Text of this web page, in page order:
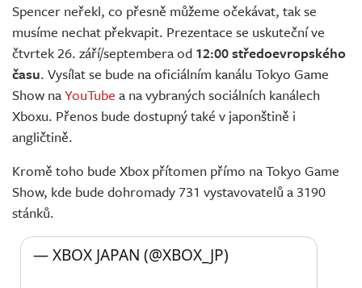
Spencer neřekl, co přesně můžeme očekávat, tak se
musíme nechat překvapit. Prezentace se uskuteční ve
čtvrtek 26. září/septembera od 12:00 středoevropského
času. Vysílat se bude na oficiálním kanálu Tokyo Game
Show naYouTube a na vybraných sociálních kanálech
Xboxu. Přenos bude dostupný také v japonštině i
angličtině.
Kromě toho bude Xbox přítomen přímo na Tokyo Game
Show, kde bude dohromady 731 vystavovatelů a 3190
stánků.
— XBOX JAPAN (@XBOX_JP)